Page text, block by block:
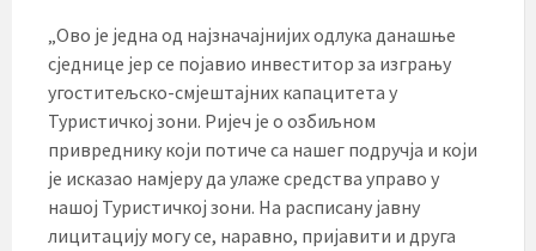
„Ово је једна од најзначајнијих одлука данашње
сједнице јер се појавио инвеститор за изгрању
угоститељско-смјештајних капацитета у
Туристичкој зони. Ријеч је о озбиљном
привреднику који потиче са нашег подручја и који
је исказао намјеру да улаже средства управо у
нашој Туристичкој зони. На расписану јавну
лицитацију могу се, наравно, пријавити и друга